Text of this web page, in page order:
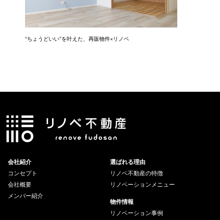
“ちょうどいい”を叶えた、再販物件×リノベ
会社紹介
コンセプト
会社概要
メンバー紹介
選ばれる理由
リノベ不動産の特徴
リノベーションメニュー
物件情報
リノベーション事例